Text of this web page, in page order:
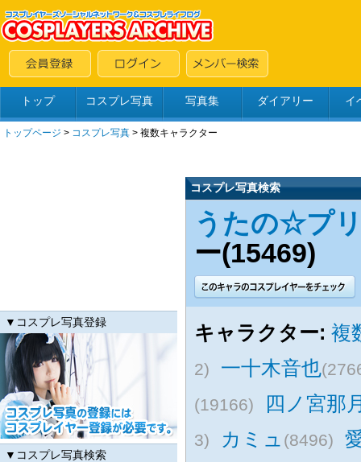
トップ コスプレ写真 写真集 ダイアリー イ
トップページ > コスプレ写真 > 複数キャラクター
▼コスプレ写真登録
▼コスプレ写真検索
コスプレ写真検索
うたの☆プ
ー(15469)
キャラクター: 複
2) 一十木音也
(19166)
四ノ宮那
3) カミュ (8496)